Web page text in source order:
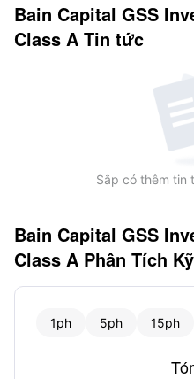
Bain Capital GSS
Class A Tin tức
Sắp có thêm tin
Bain Capital GSS
Class A Phân Tích
1ph 5ph 15ph